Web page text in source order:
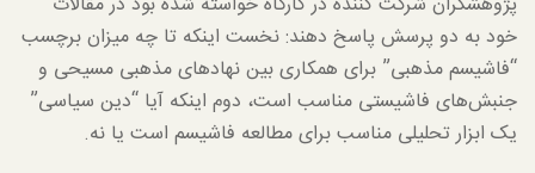
خود به دو پرسش پاسخ دهند: نخست اینکه تا چه میزان برچسب
“فاشیسم مذهبی” برای همکاری بین نهادهای مذهبی مسیحی و
جنبش‌های فاشیستی مناسب است، دوم اینکه آیا “دین سیاسی”
یک ابزار تحلیلی مناسب برای مطالعه فاشیسم است یا نه.